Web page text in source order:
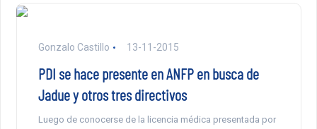
Gonzalo Castillo 13-11-2015
PDI se hace presente en ANFP en busca de
Jadue y otros tres directivos
Luego de conocerse de la licencia médica presentada por